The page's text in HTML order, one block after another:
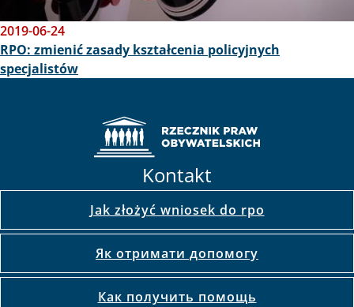
2019-06-24
RPO: zmienić zasady kształcenia policyjnych
specjalistów
Kontakt
Jak złożyć wniosek do rpo
Як отримати допомогу
Как получить помощь